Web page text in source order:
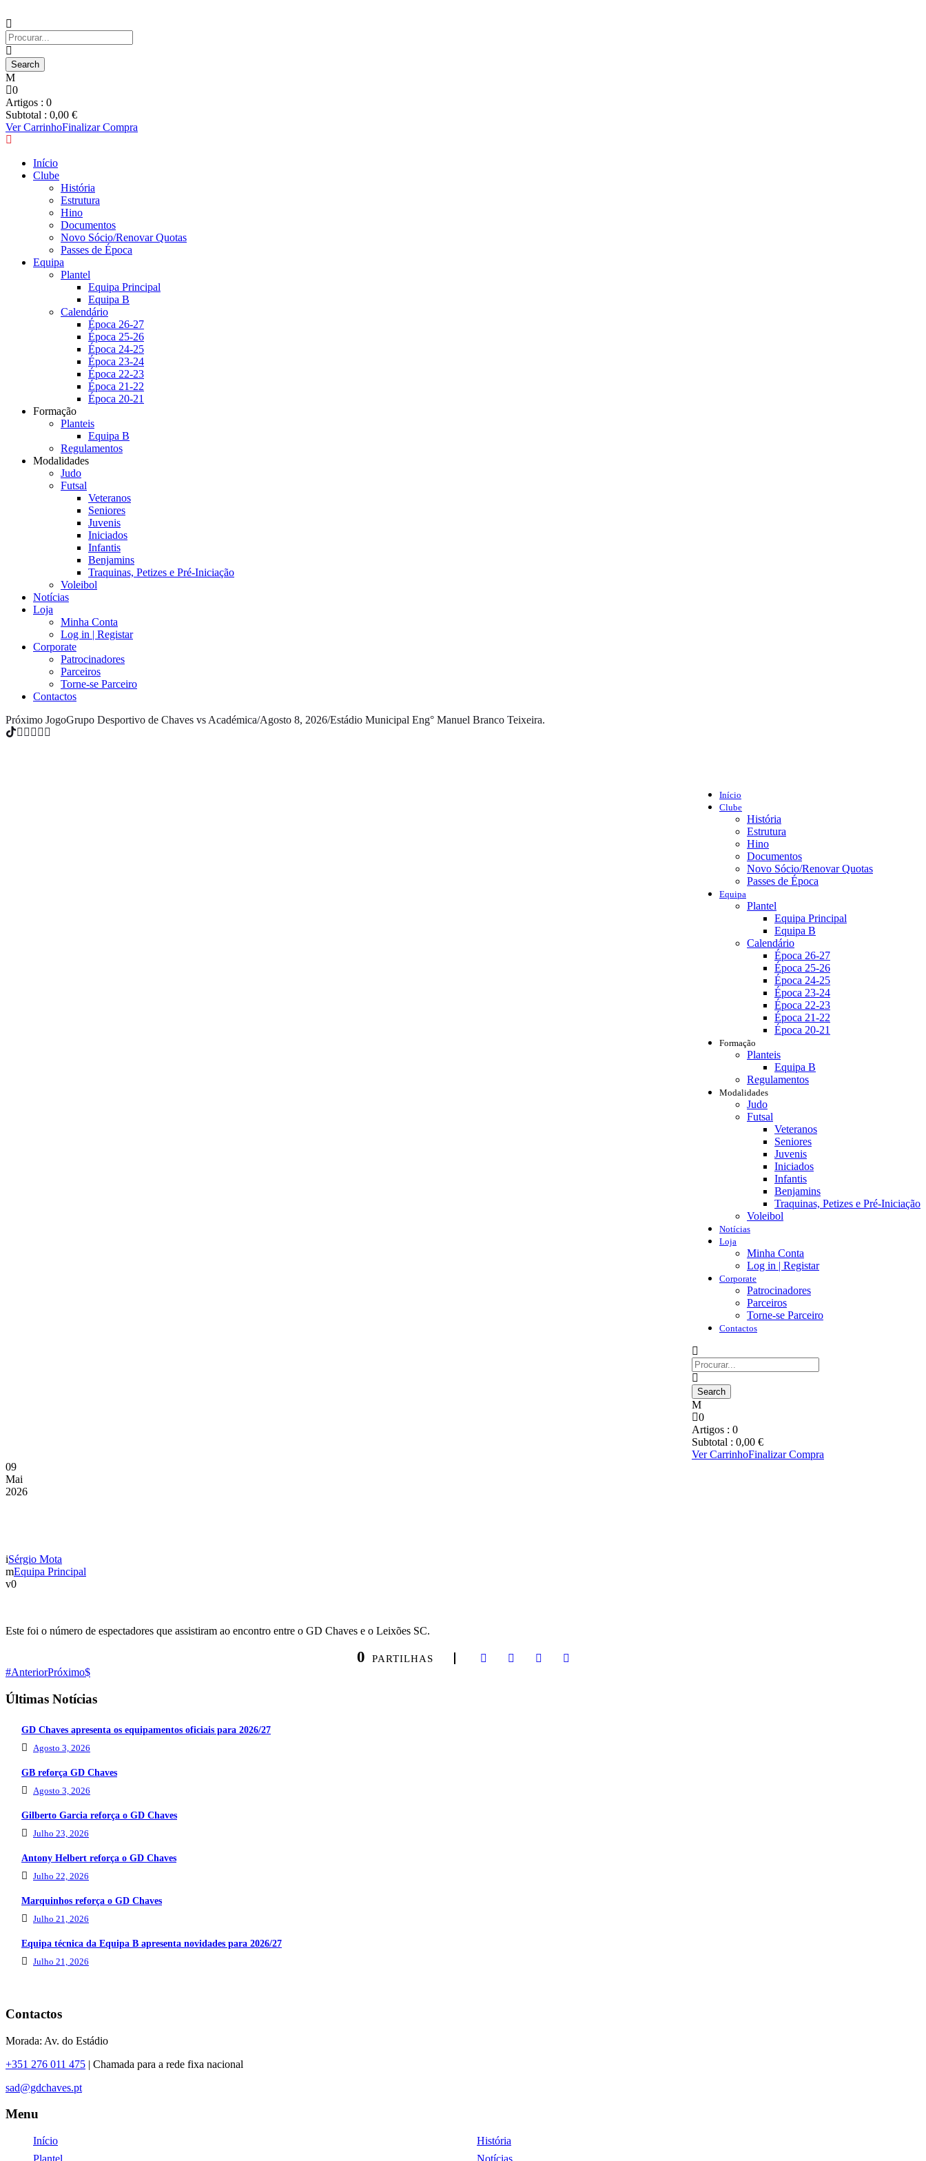
0
Artigos : 0
Subtotal : 0,00 €
Ver CarrinhoFinalizar Compra
Início
Clube
História
Estrutura
Hino
Documentos
Novo Sócio/Renovar Quotas
Passes de Época
Equipa
Plantel
Equipa Principal
Equipa B
Calendário
Época 26-27
Época 25-26
Época 24-25
Época 23-24
Época 22-23
Época 21-22
Época 20-21
Formação
Planteis
Equipa B
Regulamentos
Modalidades
Judo
Futsal
Veteranos
Seniores
Juvenis
Iniciados
Infantis
Benjamins
Traquinas, Petizes e Pré-Iniciação
Voleibol
Notícias
Loja
Minha Conta
Log in | Registar
Corporate
Patrocinadores
Parceiros
Torne-se Parceiro
Contactos
Próximo JogoGrupo Desportivo de Chaves vs Académica/Agosto 8, 2026/Estádio Municipal Eng° Manuel Branco Teixeira.
Início
Clube
História
Estrutura
Hino
Documentos
Novo Sócio/Renovar Quotas
Passes de Época
Equipa
Plantel
Equipa Principal
Equipa B
Calendário
Época 26-27
Época 25-26
Época 24-25
Época 23-24
Época 22-23
Época 21-22
Época 20-21
Formação
Planteis
Equipa B
Regulamentos
Modalidades
Judo
Futsal
Veteranos
Seniores
Juvenis
Iniciados
Infantis
Benjamins
Traquinas, Petizes e Pré-Iniciação
Voleibol
Notícias
Loja
Minha Conta
Log in | Registar
Corporate
Patrocinadores
Parceiros
Torne-se Parceiro
Contactos
0
Artigos : 0
Subtotal : 0,00 €
Ver CarrinhoFinalizar Compra
09
Mai
2026
Sérgio Mota
Equipa Principal
0
Este foi o número de espectadores que assistiram ao encontro entre o GD Chaves e o Leixões SC.
0 PARTILHAS
AnteriorPróximo
Últimas Notícias
GD Chaves apresenta os equipamentos oficiais para 2026/27
Agosto 3, 2026
GB reforça GD Chaves
Agosto 3, 2026
Gilberto Garcia reforça o GD Chaves
Julho 23, 2026
Antony Helbert reforça o GD Chaves
Julho 22, 2026
Marquinhos reforça o GD Chaves
Julho 21, 2026
Equipa técnica da Equipa B apresenta novidades para 2026/27
Julho 21, 2026
Contactos
Morada: Av. do Estádio
+351 276 011 475 | Chamada para a rede fixa nacional
sad@gdchaves.pt
Menu
Início
História